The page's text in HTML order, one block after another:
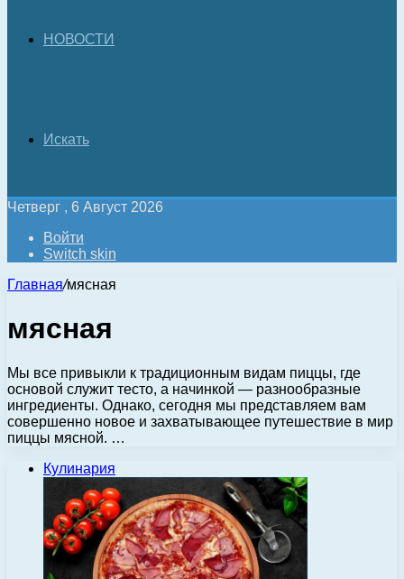
НОВОСТИ
Искать
Четверг , 6 Август 2026
Войти
Switch skin
Главная/мясная
мясная
Мы все привыкли к традиционным видам пиццы, где
основой служит тесто, а начинкой — разнообразные
ингредиенты. Однако, сегодня мы представляем вам
совершенно новое и захватывающее путешествие в мир
пиццы мясной. …
Кулинария